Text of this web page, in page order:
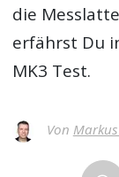
die
erfährst Du
MK3 Test.
Von